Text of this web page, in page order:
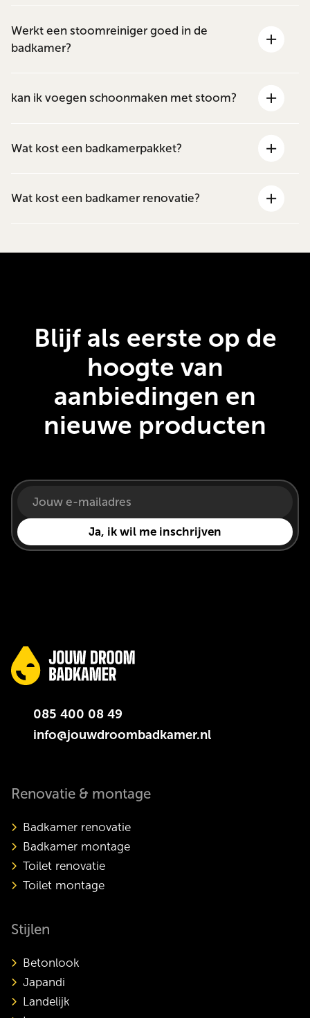
Werkt een stoomreiniger goed in de
badkamer?
kan ik voegen schoonmaken met stoom?
Wat kost een badkamerpakket?
Wat kost een badkamer renovatie?
Blijf als eerste op de
hoogte van
aanbiedingen en
nieuwe producten
085 400 08 49
info@jouwdroombadkamer.nl
Renovatie & montage
Badkamer renovatie
Badkamer montage
Toilet renovatie
Toilet montage
Stijlen
Betonlook
Japandi
Landelijk